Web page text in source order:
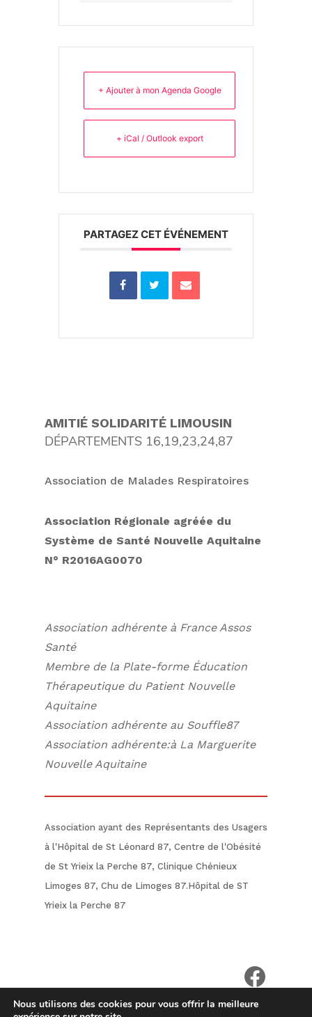
+ Ajouter à mon Agenda Google
+ iCal / Outlook export
PARTAGEZ CET ÉVÉNEMENT
AMITIÉ SOLIDARITÉ LIMOUSIN
DÉPARTEMENTS 16,19,23,24,87
Association de Malades Respiratoires
Association Régionale agréée du
Système de Santé Nouvelle Aquitaine
N° R2016AG0070
Association adhérente à France Assos
Santé
Membre de la Plate-forme Éducation
Thérapeutique du Patient Nouvelle
Aquitaine
Association adhérente au Souffle87
Association adhérente:à La Marguerite
Nouvelle Aquitaine
Association ayant des Représentants des Usagers
à l'Hôpital de St Léonard 87, Centre de l'Obésité
de St Yrieix la Perche 87, Clinique Chénieux
Limoges 87, Chu de Limoges 87.Hôpital de ST
Yrieix la Perche 87
Nous utilisons des cookies pour vous offrir la meilleure